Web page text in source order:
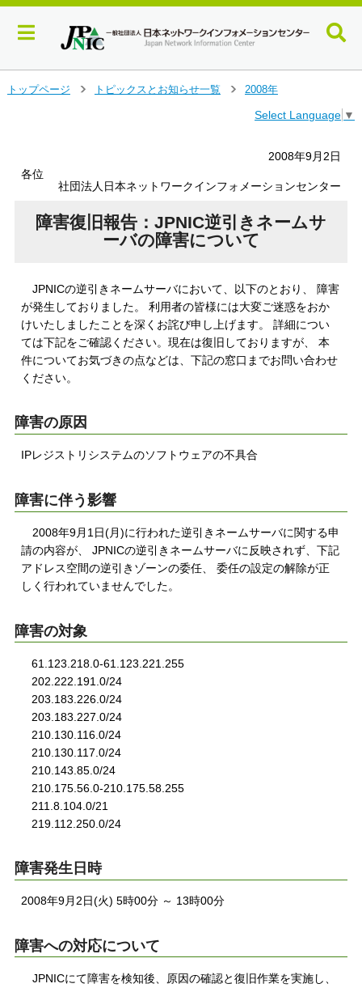
トップページ
トピックスとお知らせ一覧
2008年
Select Language ▼
2008年9月2日
各位
社団法人日本ネットワークインフォメーションセンター
障害復旧報告：JPNIC逆引きネームサ
ーバの障害について
JPNICの逆引きネームサーバにおいて、以下のとおり、 障害
が発生しておりました。 利用者の皆様には大変ご迷惑をおか
けいたしましたことを深くお詫び申し上げます。 詳細につい
ては下記をご確認ください。現在は復旧しておりますが、 本
件についてお気づきの点などは、下記の窓口までお問い合わせ
ください。
障害の原因
IPレジストリシステムのソフトウェアの不具合
障害に伴う影響
2008年9月1日(月)に行われた逆引きネームサーバに関する申
請の内容が、 JPNICの逆引きネームサーバに反映されず、下記
アドレス空間の逆引きゾーンの委任、 委任の設定の解除が正
しく行われていませんでした。
障害の対象
61.123.218.0-61.123.221.255
202.222.191.0/24
203.183.226.0/24
203.183.227.0/24
210.130.116.0/24
210.130.117.0/24
210.143.85.0/24
210.175.56.0-210.175.58.255
211.8.104.0/21
219.112.250.0/24
障害発生日時
2008年9月2日(火) 5時00分 ～ 13時00分
障害への対応について
JPNICにて障害を検知後、原因の確認と復旧作業を実施し、